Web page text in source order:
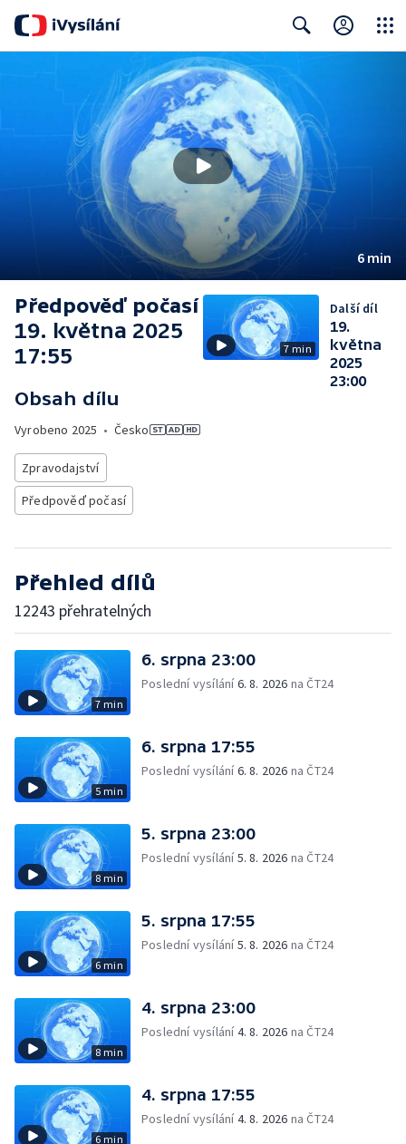
6 min
Předpověď počasí
19. května 2025
17:55
Obsah dílu
Vyrobeno 2025 • Česko
Zpravodajství
Předpověď počasí
7 min
Další díl
19.
května
2025
23:00
Přehled dílů
12243 přehratelných
7 min
6. srpna 23:00
Poslední vysílání6. 8. 2026 na ČT24
5 min
6. srpna 17:55
Poslední vysílání6. 8. 2026 na ČT24
8 min
5. srpna 23:00
Poslední vysílání5. 8. 2026 na ČT24
6 min
5. srpna 17:55
Poslední vysílání5. 8. 2026 na ČT24
8 min
4. srpna 23:00
Poslední vysílání4. 8. 2026 na ČT24
6 min
4. srpna 17:55
Poslední vysílání4. 8. 2026 na ČT24